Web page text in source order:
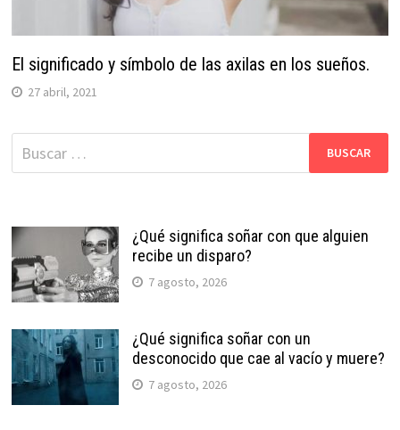
El significado y símbolo de las axilas en los sueños.
27 abril, 2021
Buscar:
¿Qué significa soñar con que alguien
recibe un disparo?
7 agosto, 2026
¿Qué significa soñar con un
desconocido que cae al vacío y muere?
7 agosto, 2026